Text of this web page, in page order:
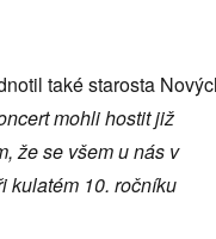
také starosta
mohli hostit již
že se všem u nás v
kulatém 10. ročníku